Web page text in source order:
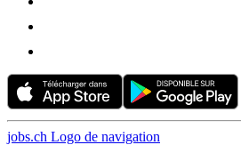
jobs.ch Logo de navigation